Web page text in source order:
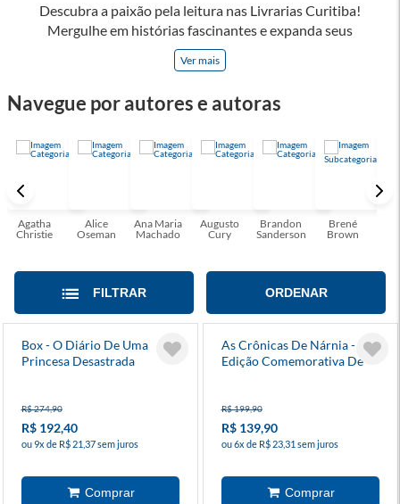
Descubra a paixão pela leitura nas Livrarias Curitiba!
Mergulhe em histórias fascinantes e expanda seus
horizontes, onde cada página é uma porta para novos
universos e perspectivas. Ler nos permite viajar sem sair do
e tenha a oportunidade de alcançar o seu crescimento
passe um tempo no mundo da imaginação! A leitura
transforma vidas e estamos aqui para ajudar a transformar a
Ver mais
Navegue por autores e autoras
Agatha
Christie
Alice
Oseman
Ana Maria
Machado
Augusto
Cury
Brandon
Sanderson
Brené
Brown
FILTRAR ORDENAR
Box - O Diário De Uma
Princesa Desastrada
R$ 274,90
R$ 192,40
ou 9x de R$ 21,37 sem juros
As Crônicas De Nárnia -
Edição Comemorativa De
R$ 199,90
R$ 139,90
ou 6x de R$ 23,31 sem juros